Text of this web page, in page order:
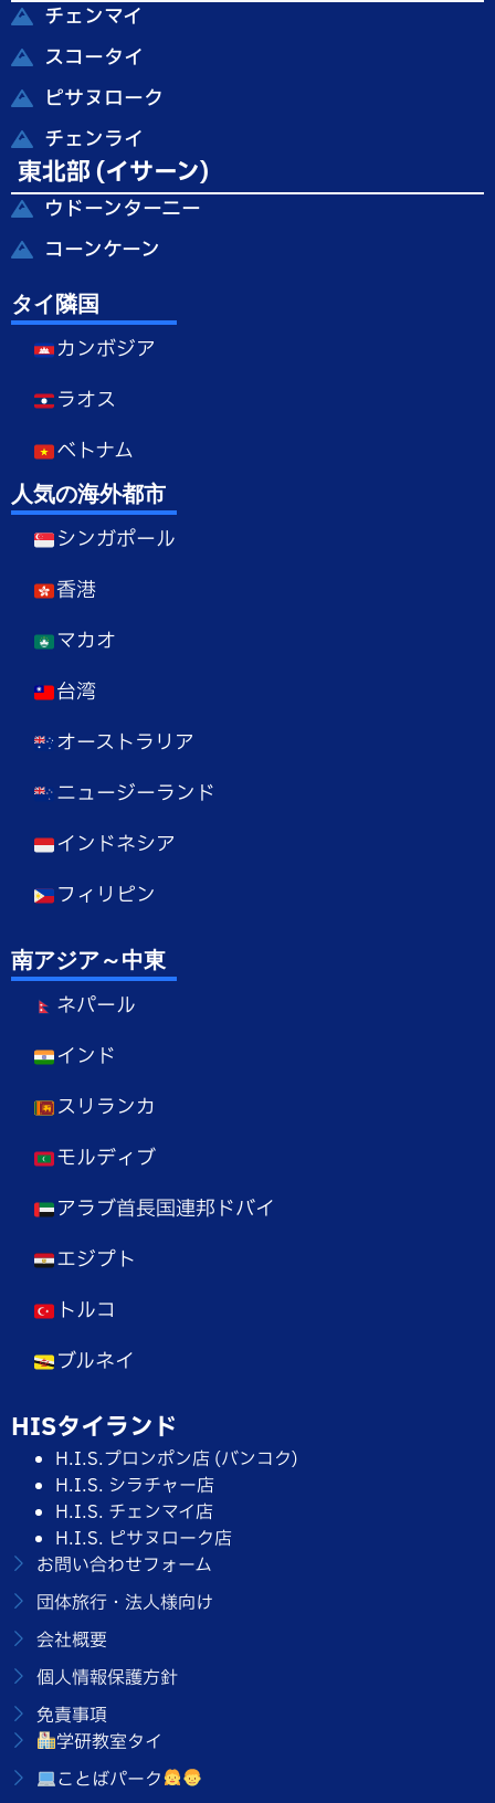
チェンマイ
スコータイ
ピサヌローク
チェンライ
東北部 (イサーン)
ウドーンターニー
コーンケーン
タイ隣国
カンボジア
ラオス
ベトナム
人気の海外都市
シンガポール
香港
マカオ
台湾
オーストラリア
ニュージーランド
インドネシア
フィリピン
南アジア～中東
ネパール
インド
スリランカ
モルディブ
アラブ首長国連邦ドバイ
エジプト
トルコ
ブルネイ
HISタイランド
H.I.S.プロンポン店 (バンコク)
H.I.S. シラチャー店
H.I.S. チェンマイ店
H.I.S. ピサヌローク店
お問い合わせフォーム
団体旅行・法人様向け
会社概要
個人情報保護方針
免責事項
学研教室タイ
ことばパーク